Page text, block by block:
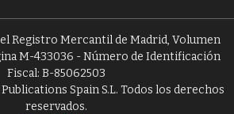
Registro Mercantil de Madrid, Volumen
M-433036 - Número de Identificación
Fiscal: B-85062503
Spain S.L. Todos los derechos
reservados.